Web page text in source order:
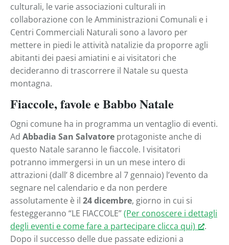
culturali, le varie associazioni culturali in
collaborazione con le Amministrazioni Comunali e i
Centri Commerciali Naturali sono a lavoro per
mettere in piedi le attività natalizie da proporre agli
abitanti dei paesi amiatini e ai visitatori che
decideranno di trascorrere il Natale su questa
montagna.
Fiaccole, favole e Babbo Natale
Ogni comune ha in programma un ventaglio di eventi.
Ad Abbadia San Salvatore protagoniste anche di
questo Natale saranno le fiaccole. I visitatori
potranno immergersi in un un mese intero di
attrazioni (dall’ 8 dicembre al 7 gennaio) l’evento da
segnare nel calendario e da non perdere
assolutamente è il 24 dicembre, giorno in cui si
festeggeranno “LE FIACCOLE”(Per conoscere i dettagli
degli eventi e come fare a partecipare clicca qui)
.
Dopo il successo delle due passate edizioni a